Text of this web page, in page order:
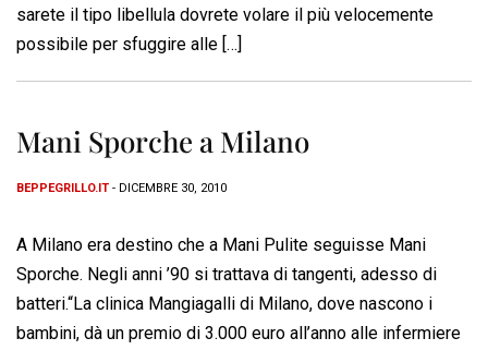
sarete il tipo libellula dovrete volare il più velocemente
possibile per sfuggire alle […]
Mani Sporche a Milano
BEPPEGRILLO.IT - DICEMBRE 30, 2010
A Milano era destino che a Mani Pulite seguisse Mani
Sporche. Negli anni ’90 si trattava di tangenti, adesso di
batteri.“La clinica Mangiagalli di Milano, dove nascono i
bambini, dà un premio di 3.000 euro all’anno alle infermiere